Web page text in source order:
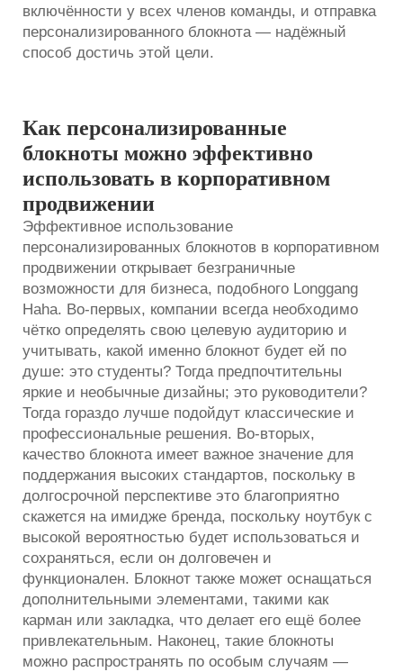
включённости у всех членов команды, и отправка
персонализированного блокнота — надёжный
способ достичь этой цели.
Как персонализированные
блокноты можно эффективно
использовать в корпоративном
продвижении
Эффективное использование
персонализированных блокнотов в корпоративном
продвижении открывает безграничные
возможности для бизнеса, подобного Longgang
Haha. Во-первых, компании всегда необходимо
чётко определять свою целевую аудиторию и
учитывать, какой именно блокнот будет ей по
душе: это студенты? Тогда предпочтительны
яркие и необычные дизайны; это руководители?
Тогда гораздо лучше подойдут классические и
профессиональные решения. Во-вторых,
качество блокнота имеет важное значение для
поддержания высоких стандартов, поскольку в
долгосрочной перспективе это благоприятно
скажется на имидже бренда, поскольку ноутбук с
высокой вероятностью будет использоваться и
сохраняться, если он долговечен и
функционален. Блокнот также может оснащаться
дополнительными элементами, такими как
карман или закладка, что делает его ещё более
привлекательным. Наконец, такие блокноты
можно распространять по особым случаям —